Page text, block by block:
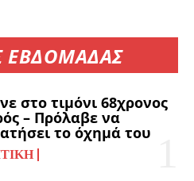
ΕΒΔΟΜΑΔΑΣ
στο τιμόνι 68χρονος
– Πρόλαβε να
το όχημά του